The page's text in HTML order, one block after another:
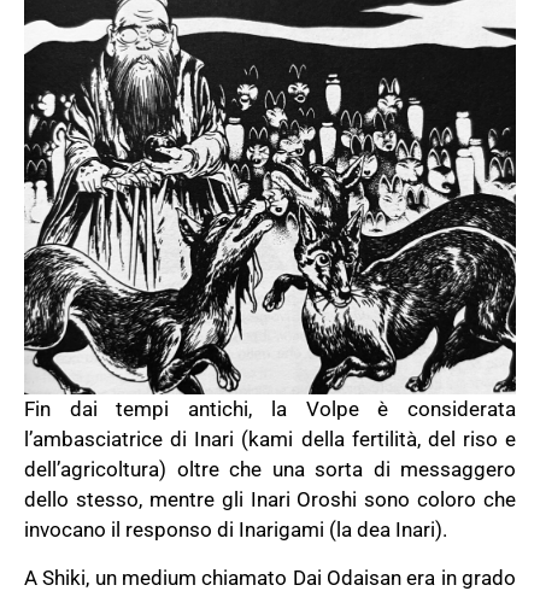
Fin dai tempi antichi, la Volpe è considerata
l’ambasciatrice di Inari (kami della fertilità, del riso e
dell’agricoltura) oltre che una sorta di messaggero
dello stesso, mentre gli Inari Oroshi sono coloro che
invocano il responso di Inarigami (la dea Inari).
A Shiki, un medium chiamato Dai Odaisan era in grado